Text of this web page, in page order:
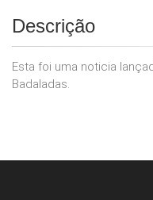
Descrição
Esta foi uma noticia
Badaladas.